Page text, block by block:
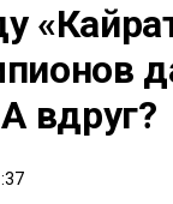
вдруг?